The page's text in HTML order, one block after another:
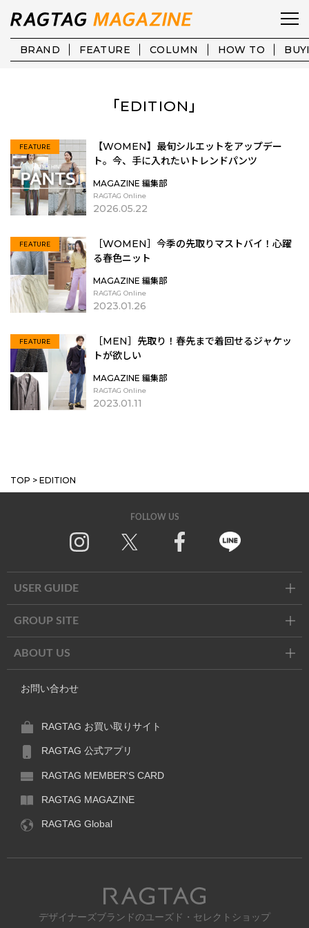
BRAND FEATURE COLUMN HOW TO
「EDITION」
FEATURE
【WOMEN】最旬シルエットをアップデー
ト。今、手に入れたいトレンドパンツ
MAGAZINE 編集部
RAGTAG Online
2026.05.22
FEATURE
［WOMEN］今季の先取りマストバイ！心躍
る春色ニット
MAGAZINE 編集部
RAGTAG Online
2023.01.26
FEATURE
［MEN］先取り！春先まで着回せるジャケッ
トが欲しい
MAGAZINE 編集部
RAGTAG Online
2023.01.11
TOP > EDITION
FOLLOW US
USER GUIDE
GROUP SITE
ABOUT US
お問い合わせ
RAGTAG お買い取りサイト
RAGTAG 公式アプリ
RAGTAG MEMBER'S CARD
RAGTAG MAGAZINE
RAGTAG Global
RAGTAG
デザイナーズブランドのユーズド・セレクトショップ